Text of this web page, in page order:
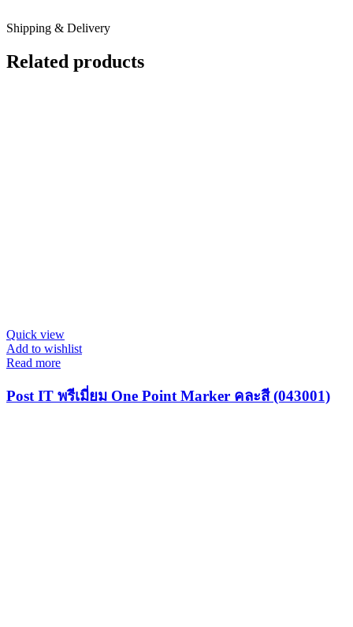
Shipping & Delivery
Related products
Quick view
Add to wishlist
Read more
Post IT พรีเมี่ยม One Point Marker คละสี (043001)